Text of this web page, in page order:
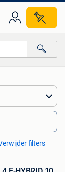
filters